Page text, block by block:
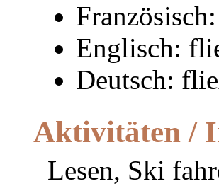
Englisch:
Deutsch:
Aktivitäten /
Lesen, Ski